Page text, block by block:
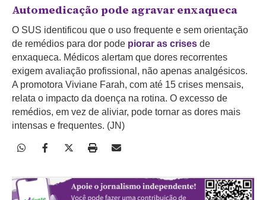
Automedicação pode agravar enxaqueca
O SUS identificou que o uso frequente e sem orientação
de remédios para dor pode piorar as crises de
enxaqueca. Médicos alertam que dores recorrentes
exigem avaliação profissional, não apenas analgésicos.
A promotora Viviane Farah, com até 15 crises mensais,
relata o impacto da doença na rotina. O excesso de
remédios, em vez de aliviar, pode tornar as dores mais
intensas e frequentes. (JN)